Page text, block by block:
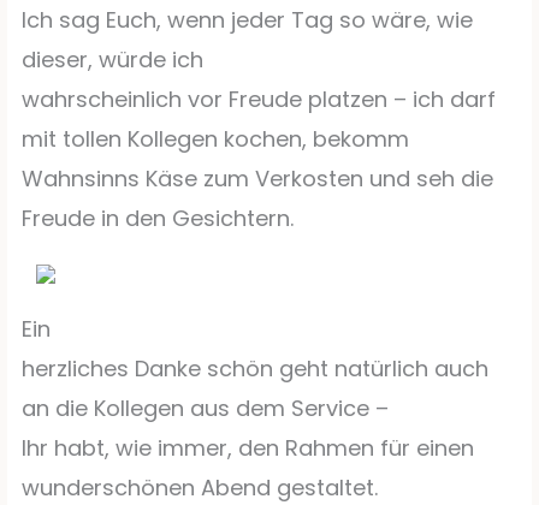
Ich sag Euch, wenn jeder Tag so wäre, wie
dieser, würde ich
wahrscheinlich vor Freude platzen – ich darf
mit tollen Kollegen kochen, bekomm
Wahnsinns Käse zum Verkosten und seh die
Freude in den Gesichtern.
Ein
herzliches Danke schön geht natürlich auch
an die Kollegen aus dem Service –
Ihr habt, wie immer, den Rahmen für einen
wunderschönen Abend gestaltet.